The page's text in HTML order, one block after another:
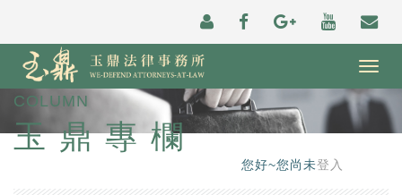
COLUMN
玉鼎專欄
您好~您尚未登入